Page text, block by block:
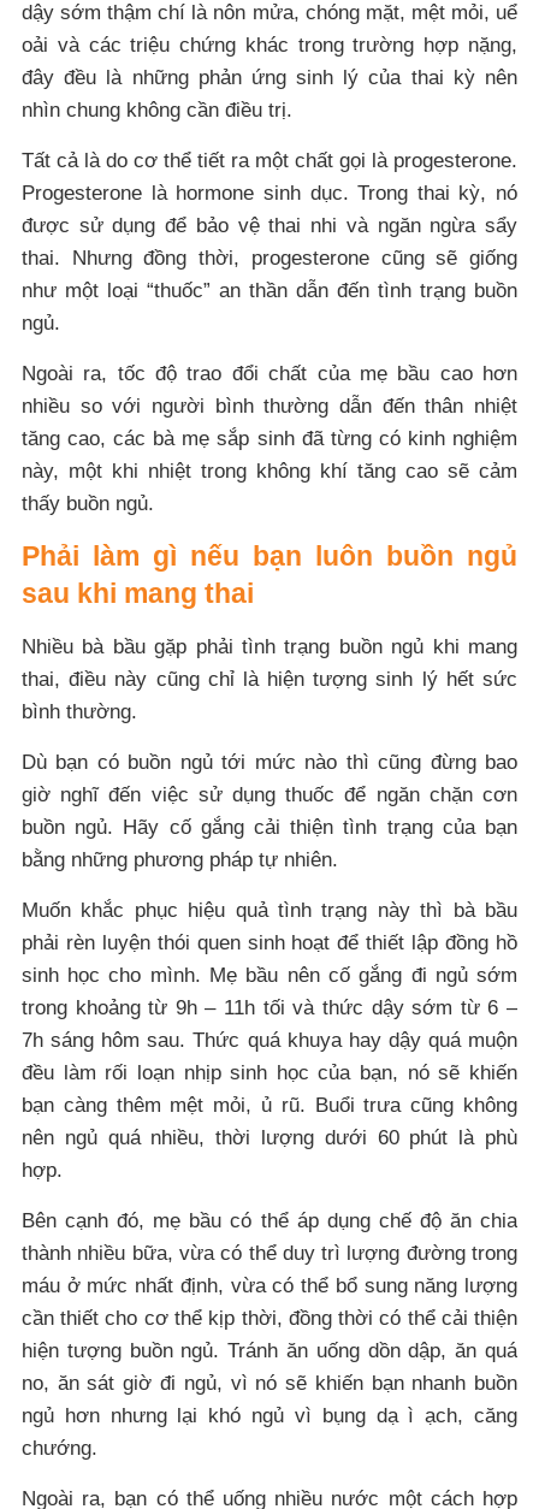
dậy sớm thậm chí là nôn mửa, chóng mặt, mệt mỏi, uể
oải và các triệu chứng khác trong trường hợp nặng,
đây đều là những phản ứng sinh lý của thai kỳ nên
nhìn chung không cần điều trị.
Tất cả là do cơ thể tiết ra một chất gọi là progesterone.
Progesterone là hormone sinh dục. Trong thai kỳ, nó
được sử dụng để bảo vệ thai nhi và ngăn ngừa sẩy
thai. Nhưng đồng thời, progesterone cũng sẽ giống
như một loại “thuốc” an thần dẫn đến tình trạng buồn
ngủ.
Ngoài ra, tốc độ trao đổi chất của mẹ bầu cao hơn
nhiều so với người bình thường dẫn đến thân nhiệt
tăng cao, các bà mẹ sắp sinh đã từng có kinh nghiệm
này, một khi nhiệt trong không khí tăng cao sẽ cảm
thấy buồn ngủ.
Phải làm gì nếu bạn luôn buồn ngủ
sau khi mang thai
Nhiều bà bầu gặp phải tình trạng buồn ngủ khi mang
thai, điều này cũng chỉ là hiện tượng sinh lý hết sức
bình thường.
Dù bạn có buồn ngủ tới mức nào thì cũng đừng bao
giờ nghĩ đến việc sử dụng thuốc để ngăn chặn cơn
buồn ngủ. Hãy cố gắng cải thiện tình trạng của bạn
bằng những phương pháp tự nhiên.
Muốn khắc phục hiệu quả tình trạng này thì bà bầu
phải rèn luyện thói quen sinh hoạt để thiết lập đồng hồ
sinh học cho mình. Mẹ bầu nên cố gắng đi ngủ sớm
trong khoảng từ 9h – 11h tối và thức dậy sớm từ 6 –
7h sáng hôm sau. Thức quá khuya hay dậy quá muộn
đều làm rối loạn nhịp sinh học của bạn, nó sẽ khiến
bạn càng thêm mệt mỏi, ủ rũ. Buổi trưa cũng không
nên ngủ quá nhiều, thời lượng dưới 60 phút là phù
hợp.
Bên cạnh đó, mẹ bầu có thể áp dụng chế độ ăn chia
thành nhiều bữa, vừa có thể duy trì lượng đường trong
máu ở mức nhất định, vừa có thể bổ sung năng lượng
cần thiết cho cơ thể kịp thời, đồng thời có thể cải thiện
hiện tượng buồn ngủ. Tránh ăn uống dồn dập, ăn quá
no, ăn sát giờ đi ngủ, vì nó sẽ khiến bạn nhanh buồn
ngủ hơn nhưng lại khó ngủ vì bụng dạ ì ạch, căng
chướng.
Ngoài ra, bạn có thể uống nhiều nước một cách hợp